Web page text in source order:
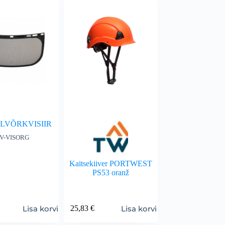
VISORG
Lisa korvi
Kaitsekiiver PORTWEST
PS53 oranž
25,83 € Lisa korvi